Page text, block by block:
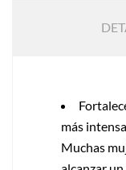
más intensa.
Muchas